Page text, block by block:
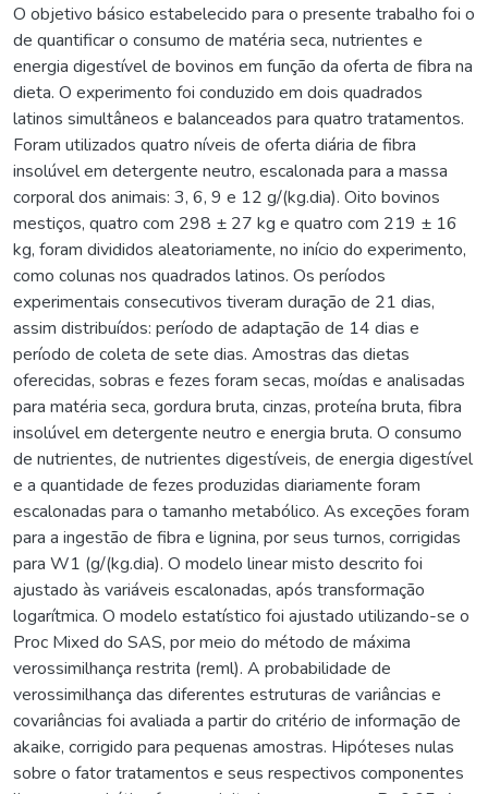
O objetivo básico estabelecido para o presente trabalho foi o
de quantificar o consumo de matéria seca, nutrientes e
energia digestível de bovinos em função da oferta de fibra na
dieta. O experimento foi conduzido em dois quadrados
latinos simultâneos e balanceados para quatro tratamentos.
Foram utilizados quatro níveis de oferta diária de fibra
insolúvel em detergente neutro, escalonada para a massa
corporal dos animais: 3, 6, 9 e 12 g/(kg.dia). Oito bovinos
mestiços, quatro com 298 ± 27 kg e quatro com 219 ± 16
kg, foram divididos aleatoriamente, no início do experimento,
como colunas nos quadrados latinos. Os períodos
experimentais consecutivos tiveram duração de 21 dias,
assim distribuídos: período de adaptação de 14 dias e
período de coleta de sete dias. Amostras das dietas
oferecidas, sobras e fezes foram secas, moídas e analisadas
para matéria seca, gordura bruta, cinzas, proteína bruta, fibra
insolúvel em detergente neutro e energia bruta. O consumo
de nutrientes, de nutrientes digestíveis, de energia digestível
e a quantidade de fezes produzidas diariamente foram
escalonadas para o tamanho metabólico. As exceções foram
para a ingestão de fibra e lignina, por seus turnos, corrigidas
para W1 (g/(kg.dia). O modelo linear misto descrito foi
ajustado às variáveis escalonadas, após transformação
logarítmica. O modelo estatístico foi ajustado utilizando-se o
Proc Mixed do SAS, por meio do método de máxima
verossimilhança restrita (reml). A probabilidade de
verossimilhança das diferentes estruturas de variâncias e
covariâncias foi avaliada a partir do critério de informação de
akaike, corrigido para pequenas amostras. Hipóteses nulas
sobre o fator tratamentos e seus respectivos componentes